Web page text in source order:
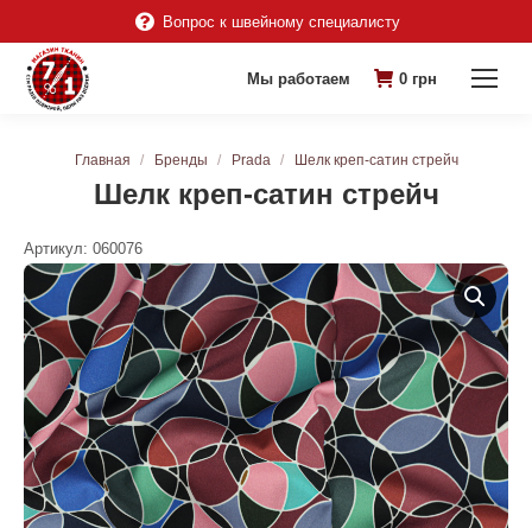
Вопрос к швейному специалисту
Мы работаем 0 грн
Шелк креп-сатин стрейч
Вы здесь:
Главная Бренды Prada Шелк креп-сатин стрейч
Артикул: 060076